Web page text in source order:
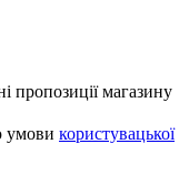
пропозиціїмагазину
умови користувацької